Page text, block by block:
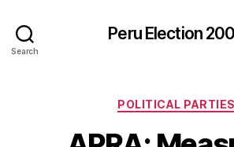
Search
Peru Election
POLITICAL PARTIES